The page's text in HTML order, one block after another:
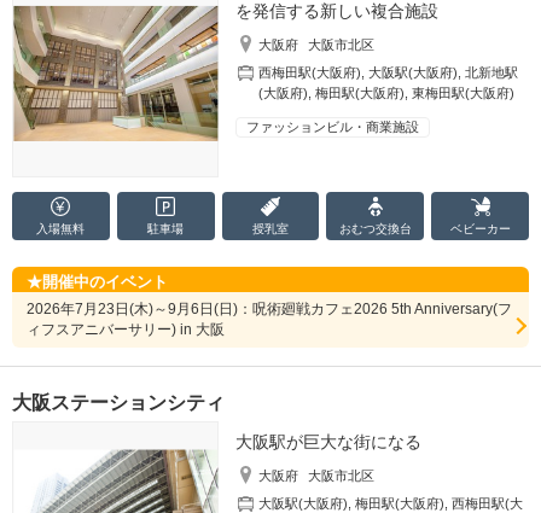
を発信する新しい複合施設
大阪府
大阪市北区
西梅田駅(大阪府) ,大阪駅(大阪府) ,北新地駅
(大阪府) ,梅田駅(大阪府) ,東梅田駅(大阪府)
ファッションビル・商業施設
入場無料 駐車場 授乳室 おむつ交換台 ベビーカー
開催中のイベント
2026年7月23日(木)～9月6日(日)：呪術廻戦カフェ2026 5th Anniversary(フ
ィフスアニバーサリー) in 大阪
大阪ステーションシティ
大阪駅が巨大な街になる
大阪府
大阪市北区
大阪駅(大阪府) ,梅田駅(大阪府) ,西梅田駅(大